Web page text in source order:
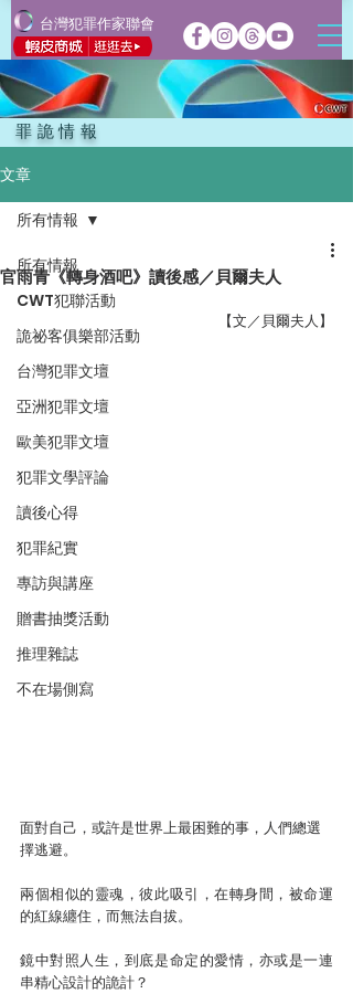
台灣犯罪作家聯會
罪詭情報
文章
所有情報
CWT犯聯活動
詭祕客俱樂部活動
台灣犯罪文壇
亞洲犯罪文壇
歐美犯罪文壇
犯罪文學評論
讀後心得
犯罪紀實
專訪與講座
贈書抽獎活動
推理雜誌
不在場側寫
所有情報
官雨青《轉身酒吧》讀後感／貝爾夫人
【文／貝爾夫人】
面對自己，或許是世界上最困難的事，人們總選
擇逃避。
兩個相似的靈魂，彼此吸引，在轉身間，被命運
的紅線纏住，而無法自拔。
鏡中對照人生，到底是命定的愛情，亦或是一連
串精心設計的詭計？